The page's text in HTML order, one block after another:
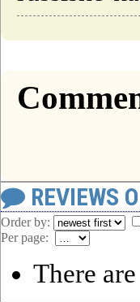
REVIEWS
Order by:
Per page:
There